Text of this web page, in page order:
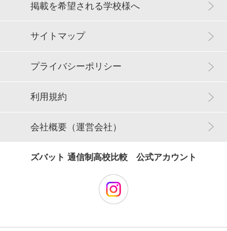
掲載を希望される学校様へ
サイトマップ
プライバシーポリシー
利用規約
会社概要（運営会社）
ズバット 通信制高校比較 公式アカウント